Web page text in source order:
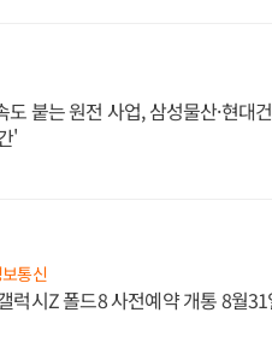
도 붙는 원전 사업, 삼성물산·현대
'
보통신
럭시Z 폴드8 사전예약 개통 8월